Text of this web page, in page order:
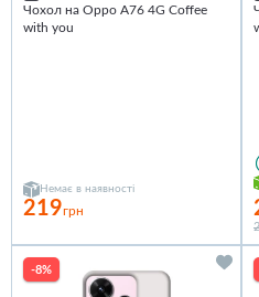
Чохол на Oppo A76 4G Coffee
with you
Немає в наявності
219грн
-8%